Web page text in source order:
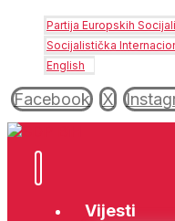
Partija Europskih
Socijalistička
English
Facebook X
Vijesti